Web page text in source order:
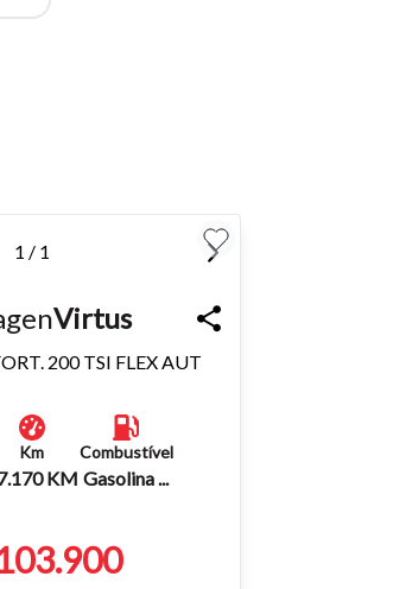
1 / 1
Virtus
200 TSI FLEX AUT
Km
KM
Combustível
Gasolina ...